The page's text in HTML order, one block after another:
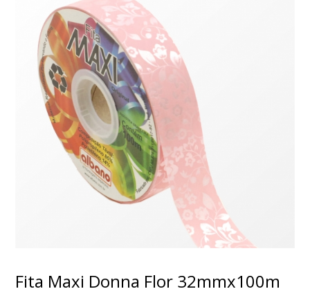
Fita Maxi Donna Flor 32mmx100m